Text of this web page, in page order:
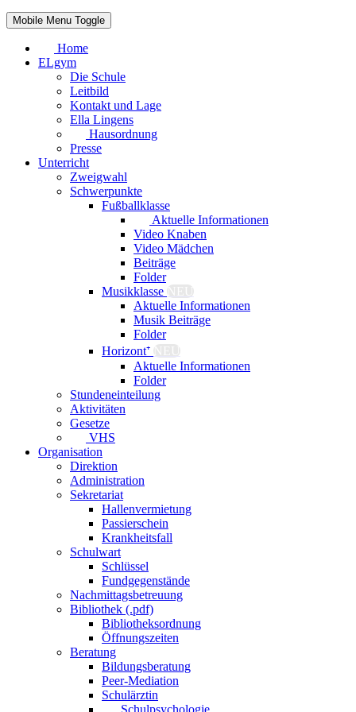
Mobile Menu Toggle
Home
ELgym
Die Schule
Leitbild
Kontakt und Lage
Ella Lingens
Hausordnung
Presse
Unterricht
Zweigwahl
Schwerpunkte
Fußballklasse
Aktuelle Informationen
Video Knaben
Video Mädchen
Beiträge
Folder
Musikklasse
Aktuelle Informationen
Musik Beiträge
Folder
Horizont⁺
Aktuelle Informationen
Folder
Stundeneinteilung
Aktivitäten
Gesetze
VHS
Organisation
Direktion
Administration
Sekretariat
Hallenvermietung
Passierschein
Krankheitsfall
Schulwart
Schlüssel
Fundgegenstände
Nachmittagsbetreuung
Bibliothek (.pdf)
Bibliotheksordnung
Öffnungszeiten
Beratung
Bildungsberatung
Peer-Mediation
Schulärztin